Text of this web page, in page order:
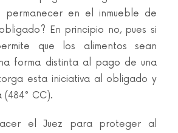
permanecer en el inmueble de
En principio no, pues si
que los alimentos sean
forma distinta al pago de una
esta iniciativa al obligado y
(484° CC).
el Juez para proteger al